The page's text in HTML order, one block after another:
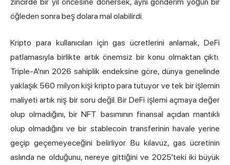
öğleden sonra beş dolara mal olabilirdi.
Kripto para kullanıcıları için gas ücretlerini anlamak, DeFi
patlamasıyla birlikte artık önemsiz bir konu olmaktan çıktı.
Triple-A'nın 2026 sahiplik endeksine göre, dünya genelinde
yaklaşık 560 milyon kişi kripto para tutuyor ve tek bir işlemin
maliyeti artık niş bir soru değil. Bir DeFi işlemi açmaya değer
olup olmadığını, bir NFT basımının finansal açıdan mantıklı
olup olmadığını ve bir stablecoin transferinin havale yerine
geçip geçemeyeceğini belirliyor. Bu kılavuz, gas ücretinin
aslında ne olduğunu, nereye gittiğini ve 2025'teki iki büyük